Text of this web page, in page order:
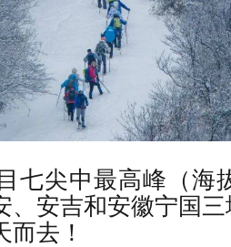
七尖中最高峰 （海
、安吉和安徽宁国
去！